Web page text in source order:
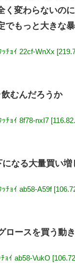
く変わらないの
でもっと大きな
ﾁｮｲ 22cf-WnXx
むんだろうか
ﾁｮｲ 8f78-nxI7
なる大量買い
ﾁｮｲ ab58-A59f
ロースを買う動
ｮｲ ab58-VukO